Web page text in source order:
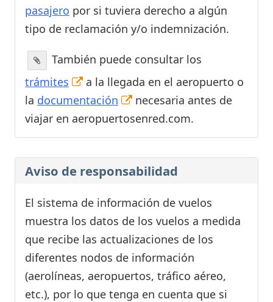
pasajero por si tuviera derecho a algún
tipo de reclamación y/o indemnización.
También puede consultar los
trámites
a la llegada en el aeropuerto o
la documentación
necesaria antes de
viajar en aeropuertosenred.com.
Aviso de responsabilidad
El sistema de información de vuelos
muestra los datos de los vuelos a medida
que recibe las actualizaciones de los
diferentes nodos de información
(aerolíneas, aeropuertos, tráfico aéreo,
etc.), por lo que tenga en cuenta que si